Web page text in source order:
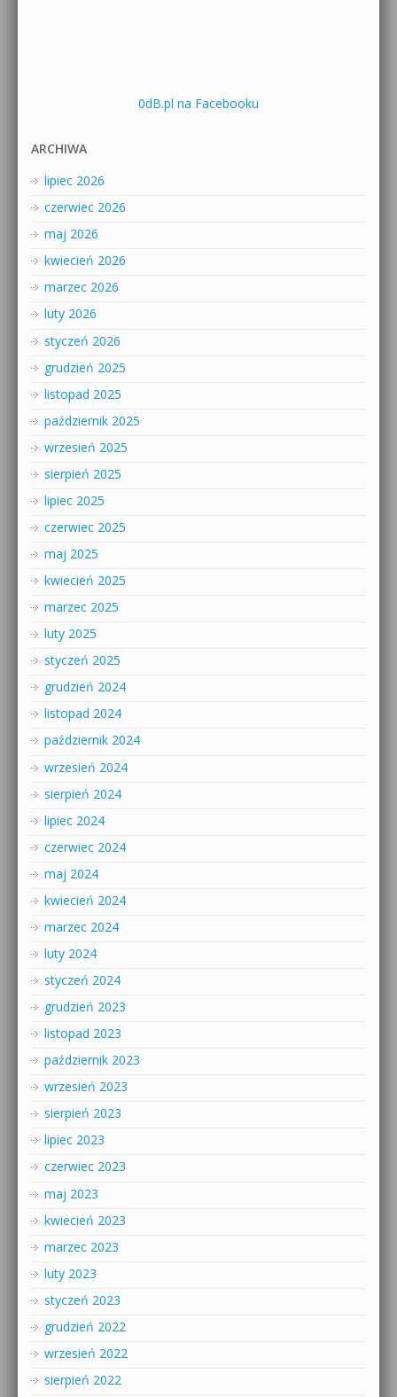
0dB.pl na Facebooku
ARCHIWA
lipiec 2026
czerwiec 2026
maj 2026
kwiecień 2026
marzec 2026
luty 2026
styczeń 2026
grudzień 2025
listopad 2025
październik 2025
wrzesień 2025
sierpień 2025
lipiec 2025
czerwiec 2025
maj 2025
kwiecień 2025
marzec 2025
luty 2025
styczeń 2025
grudzień 2024
listopad 2024
październik 2024
wrzesień 2024
sierpień 2024
lipiec 2024
czerwiec 2024
maj 2024
kwiecień 2024
marzec 2024
luty 2024
styczeń 2024
grudzień 2023
listopad 2023
październik 2023
wrzesień 2023
sierpień 2023
lipiec 2023
czerwiec 2023
maj 2023
kwiecień 2023
marzec 2023
luty 2023
styczeń 2023
grudzień 2022
wrzesień 2022
sierpień 2022